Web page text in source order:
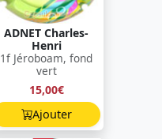
ADNET Charles-
Henri
1f Jéroboam, fond
vert
15,00€
Ajouter